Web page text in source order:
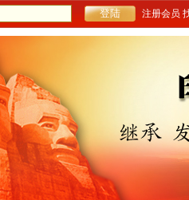
注册会员